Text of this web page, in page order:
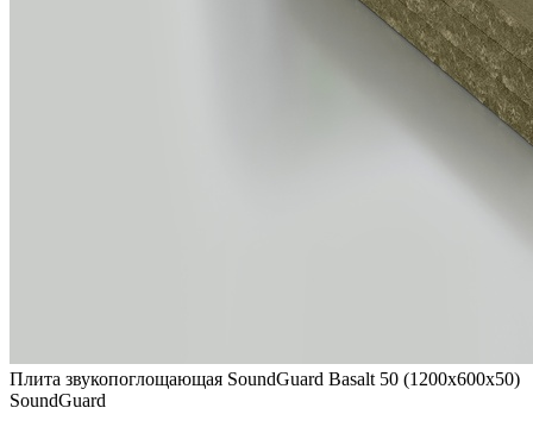
Плита звукопоглощающая SoundGuard Basalt 50 (1200х600х50)
SoundGuard